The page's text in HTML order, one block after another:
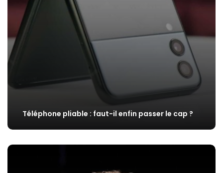
Téléphone pliable : faut-il enfin passer le cap ?